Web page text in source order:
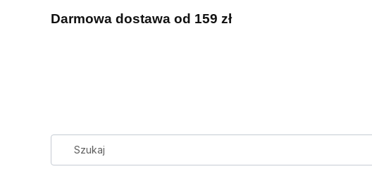
Darmowa dostawa od 159 zł